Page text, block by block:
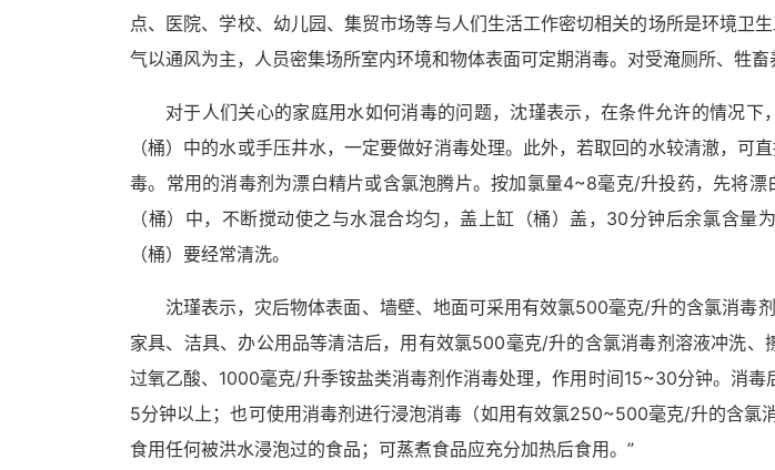
点、医院、学校、幼儿园、集贸市场等与人们生活工作密切相关的场所是环境卫
气以通风为主，人员密集场所室内环境和物体表面可定期消毒。对受淹厕所、牲畜
对于人们关心的家庭用水如何消毒的问题，沈瑾表示，在条件允许的情况
（桶）中的水或手压井水，一定要做好消毒处理。此外，若取回的水较清澈，
毒。常用的消毒剂为漂白精片或含氯泡腾片。按加氯量4~8毫克/升投药，先将
（桶）中，不断搅动使之与水混合均匀，盖上缸（桶）盖，30分钟后余氯含
（桶）要经常清洗。
沈瑾表示，灾后物体表面、墙壁、地面可采用有效氯500毫克/升的含氯消毒
家具、洁具、办公用品等清洁后，用有效氯500毫克/升的含氯消毒剂溶液冲洗
过氧乙酸、1000毫克/升季铵盐类消毒剂作消毒处理，作用时间15~30分钟。消
5分钟以上；也可使用消毒剂进行浸泡消毒（如用有效氯250~500毫克/升的含氯
食用任何被洪水浸泡过的食品；可蒸煮食品应充分加热后食用。”